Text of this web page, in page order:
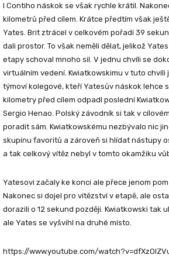
I Contiho náskok se však rychle krátil.
kilometrů před cílem. Krátce předtím však
Yates. Brit ztrácel v celkovém pořadí 39
dali prostor. To však neměli dělat, jelikož
etapy schoval mnoho sil. V jednu chvíli se
virtuálním vedení. Kwiatkowskimu v tuto chvíli
týmoví kolegové, kteří Yatesův náskok lehce
kilometry před cílem odpadl poslední
Sergio Henao. Polský závodník si tak v
poradit sám. Kwiatkowskému nezbývalo nic
skupinu favoritů a zároveň si hlídat nástupy
a tak celkový vítěz nebyl v tomto okamžiku
Yatesovi začaly ke konci ale přece jenom
Nakonec si dojel pro vítězství v etapě, ale
dorazili o 12 sekund později. Kwiatkowski tak
ale Yates se vyšvihl na druhé místo.
https://www.youtube.com/